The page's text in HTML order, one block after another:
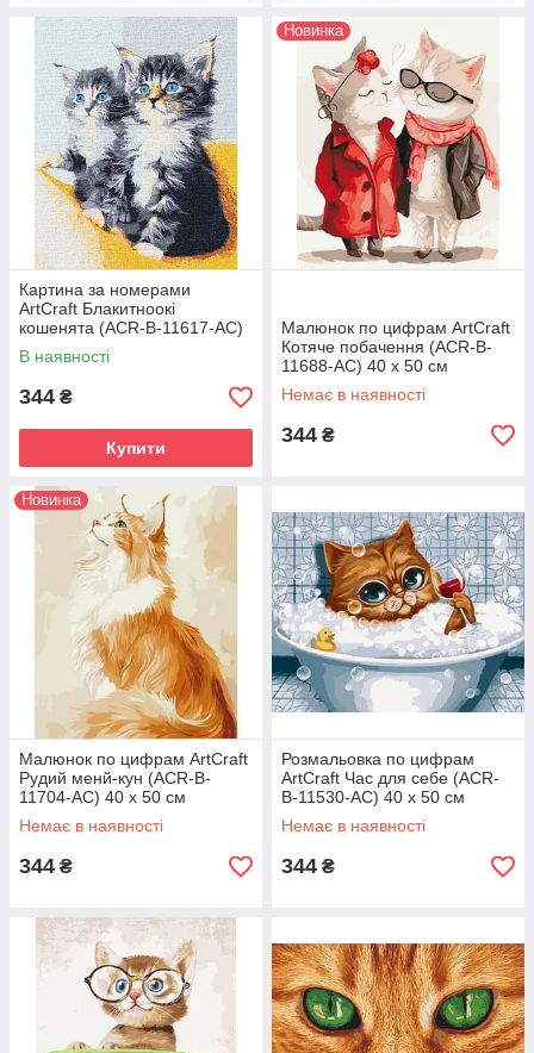
Картина за номерами
ArtCraft Блакитноокі
кошенята (ACR-B-11617-AC)
40 х 50 см
В наявності
344 ₴
Купити
Новинка
Малюнок по цифрам ArtCraft
Котяче побачення (ACR-B-
11688-AC) 40 х 50 см
Немає в наявності
344 ₴
Новинка
Малюнок по цифрам ArtCraft
Рудий менй-кун (ACR-B-
11704-AC) 40 х 50 см
Немає в наявності
344 ₴
Розмальовка по цифрам
ArtCraft Час для себе (ACR-
B-11530-AC) 40 х 50 см
Немає в наявності
344 ₴